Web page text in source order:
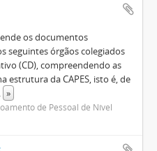
os documentos
seguintes órgãos colegiados
(CD), compreendendo as
estrutura da CAPES, isto é, de
»
de Pessoal de Nível